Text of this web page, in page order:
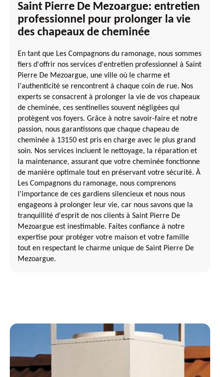
Saint Pierre De Mezoargue: entretien
professionnel pour prolonger la vie
des chapeaux de cheminée
En tant que Les Compagnons du ramonage, nous sommes
fiers d'offrir nos services d'entretien professionnel à Saint
Pierre De Mezoargue, une ville où le charme et
l'authenticité se rencontrent à chaque coin de rue. Nos
experts se consacrent à prolonger la vie de vos chapeaux
de cheminée, ces sentinelles souvent négligées qui
protègent vos foyers. Grâce à notre savoir-faire et notre
passion, nous garantissons que chaque chapeau de
cheminée à 13150 est pris en charge avec le plus grand
soin. Nos services incluent le nettoyage, la réparation et
la maintenance, assurant que votre cheminée fonctionne
de manière optimale tout en préservant votre sécurité. À
Les Compagnons du ramonage, nous comprenons
l'importance de ces gardiens silencieux et nous nous
engageons à prolonger leur vie, car nous savons que la
tranquillité d'esprit de nos clients à Saint Pierre De
Mezoargue est inestimable. Faites confiance à notre
expertise pour protéger votre maison et votre famille
tout en respectant le charme unique de Saint Pierre De
Mezoargue.